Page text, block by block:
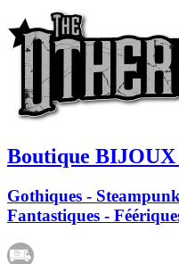
Boutique BIJOUX
Gothiques -
Fantastiques -